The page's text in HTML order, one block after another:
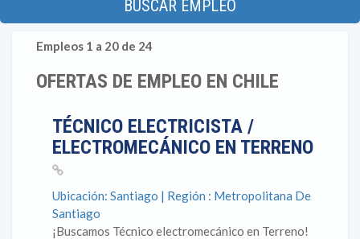
BUSCAR EMPLEO
Empleos 1 a 20 de 24
OFERTAS DE EMPLEO EN CHILE
TÉCNICO ELECTRICISTA /
ELECTROMECÁNICO EN TERRENO
Ubicación: Santiago | Región : Metropolitana De
Santiago
¡Buscamos Técnico electromecánico en Terreno!